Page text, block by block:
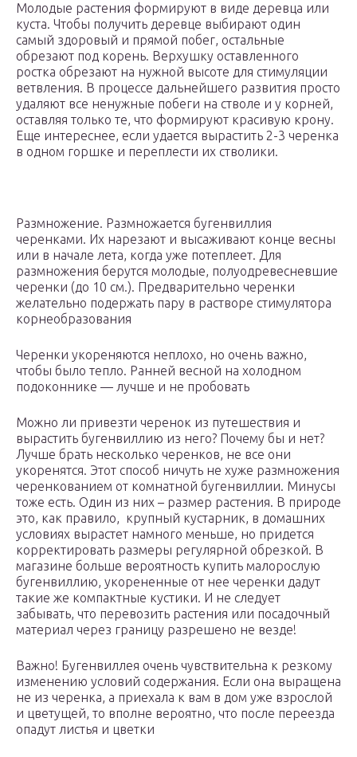
Молодые растения формируют в виде деревца или
куста. Чтобы получить деревце выбирают один
самый здоровый и прямой побег, остальные
обрезают под корень. Верхушку оставленного
ростка обрезают на нужной высоте для стимуляции
ветвления. В процессе дальнейшего развития просто
удаляют все ненужные побеги на стволе и у корней,
оставляя только те, что формируют красивую крону.
Еще интереснее, если удается вырастить 2-3 черенка
в одном горшке и переплести их стволики.
Размножение. Размножается бугенвиллия
черенками. Их нарезают и высаживают конце весны
или в начале лета, когда уже потеплеет. Для
размножения берутся молодые, полуодревесневшие
черенки (до 10 см.). Предварительно черенки
желательно подержать пару в растворе стимулятора
корнеобразования
Черенки укореняются неплохо, но очень важно,
чтобы было тепло. Ранней весной на холодном
подоконнике — лучше и не пробовать
Можно ли привезти черенок из путешествия и
вырастить бугенвиллию из него? Почему бы и нет?
Лучше брать несколько черенков, не все они
укоренятся. Этот способ ничуть не хуже размножения
черенкованием от комнатной бугенвиллии. Минусы
тоже есть. Один из них – размер растения. В природе
это, как правило, крупный кустарник, в домашних
условиях вырастет намного меньше, но придется
корректировать размеры регулярной обрезкой. В
магазине больше вероятность купить малорослую
бугенвиллию, укорененные от нее черенки дадут
такие же компактные кустики. И не следует
забывать, что перевозить растения или посадочный
материал через границу разрешено не везде!
Важно! Бугенвиллея очень чувствительна к резкому
изменению условий содержания. Если она выращена
не из черенка, а приехала к вам в дом уже взрослой
и цветущей, то вполне вероятно, что после переезда
опадут листья и цветки